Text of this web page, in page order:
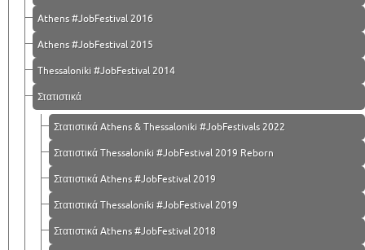
Athens #JobFestival 2016
Athens #JobFestival 2015
Thessaloniki #JobFestival 2014
Στατιστικά
Στατιστικά Athens & Thessaloniki #JobFestivals 2022
Στατιστικά Thessaloniki #JobFestival 2019 Reborn
Στατιστικά Athens #JobFestival 2019
Στατιστικά Thessaloniki #JobFestival 2019
Στατιστικά Athens #JobFestival 2018